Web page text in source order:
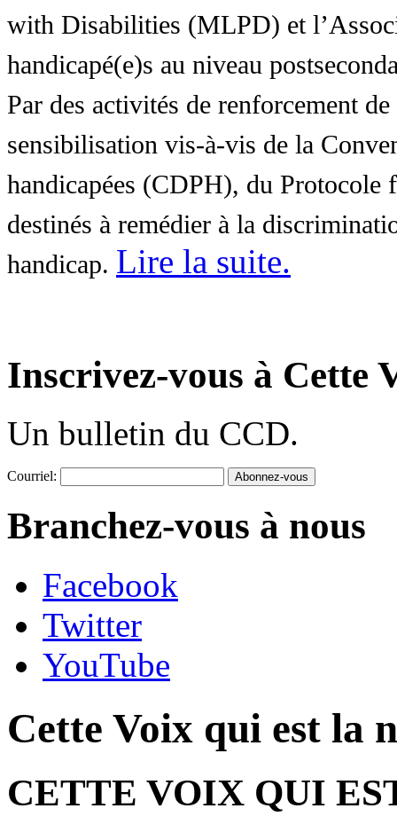
with Disabilities (MLPD) et
handicapé(e)s au niveau
Par des activités de renforcement
sensibilisation vis-à-vis de la
handicapées (CDPH), du Protocole
destinés à remédier à la
handicap. Lire la suite.
Inscrivez-vous à Cette
Un bulletin du CCD.
Courriel:
Branchez-vous à nous
Facebook
Twitter
YouTube
Cette Voix qui est la
CETTE VOIX QUI